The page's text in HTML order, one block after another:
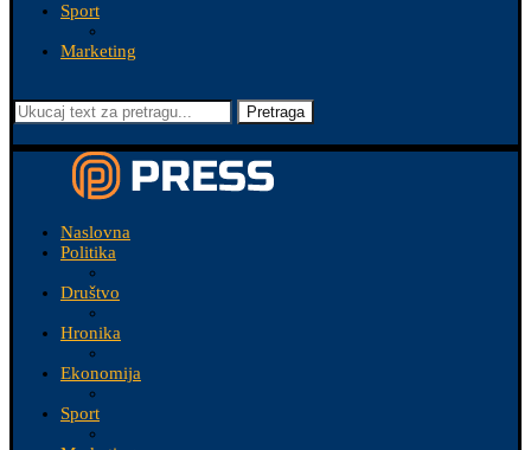
Sport
Marketing
Pretraga
Naslovna
Politika
Društvo
Hronika
Ekonomija
Sport